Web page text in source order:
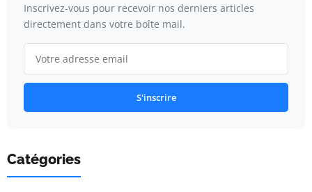
Inscrivez-vous pour recevoir nos derniers articles
directement dans votre boîte mail.
S'inscrire
Catégories